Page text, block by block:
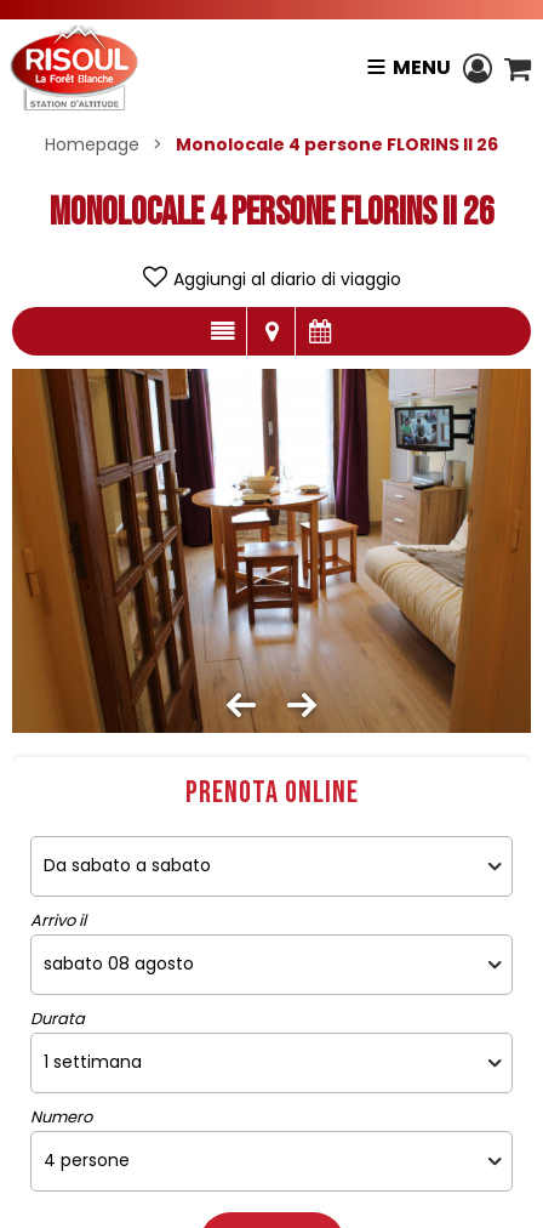
MENU
Homepage > Monolocale 4 persone FLORINS II 26
Monolocale 4 persone FLORINS II 26
Aggiungi al diario di viaggio
Prenota online
Arrivo il
Durata
Numero